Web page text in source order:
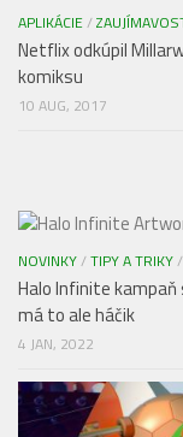
APLIKÁCIE/
Netflix odkúpil
komiksu
10 AUG, 2017
NOVINKY/TIPY A TRIKY/
Halo Infinite
má to ale háčik
4 JAN, 2022